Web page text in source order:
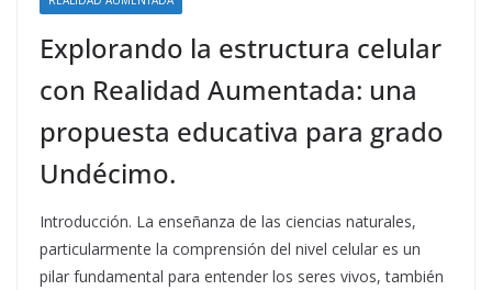
Explorando la estructura celular
con Realidad Aumentada: una
propuesta educativa para grado
Undécimo.
Introducción. La enseñanza de las ciencias naturales,
particularmente la comprensión del nivel celular es un
pilar fundamental para entender los seres vivos, también